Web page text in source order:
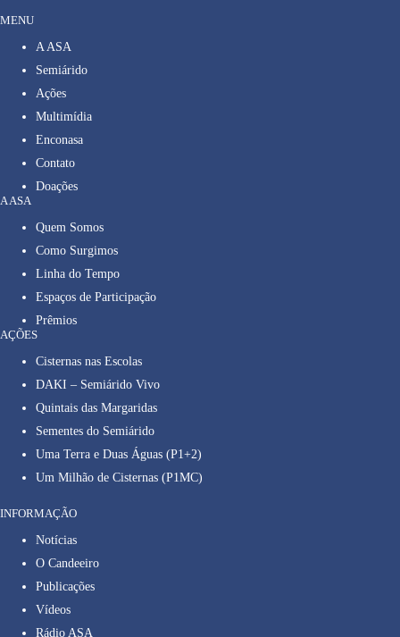
MENU
A ASA
Semiárido
Ações
Multimídia
Enconasa
Contato
Doações
A ASA
Quem Somos
Como Surgimos
Linha do Tempo
Espaços de Participação
Prêmios
AÇÕES
Cisternas nas Escolas
DAKI – Semiárido Vivo
Quintais das Margaridas
Sementes do Semiárido
Uma Terra e Duas Águas (P1+2)
Um Milhão de Cisternas (P1MC)
INFORMAÇÃO
Notícias
O Candeeiro
Publicações
Vídeos
Rádio ASA